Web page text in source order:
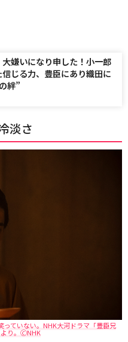
大嫌いになり申した！小一郎
じる力、豊臣にあり織田に
絆”
淡さ
ていない。NHK大河ドラマ「豊臣兄
り。🄫NHK